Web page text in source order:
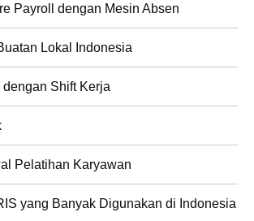
Payroll dengan Mesin Absen
Lokal Indonesia
Shift Kerja
Pelatihan Karyawan
yang Banyak Digunakan di Indonesia